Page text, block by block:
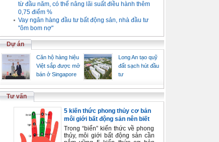
từ đầu năm, có thể nâng lãi suất điều hành thêm
0,75 điểm %
Vay ngân hàng đầu tư bất động sản, nhà đầu tư
"ôm bom nợ"
Dự án
Căn hộ hàng hiệu
Việt sắp được mở
bán ở Singapore
Long An tạo quỹ
đất sạch hút đầu
tư
Tư vấn
5 kiến thức phong thủy cơ bản
môi giới bất động sản nên biết
Trong “biển” kiến thức về phong
thủy, môi giới bất động sản cần